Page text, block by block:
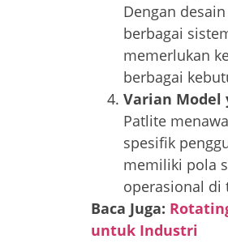
Dengan
berbagai
memerlukan
berbagai
Varian Model
Patlite
spesifik
memiliki pola
operasional di
Baca Juga:
untuk Industri